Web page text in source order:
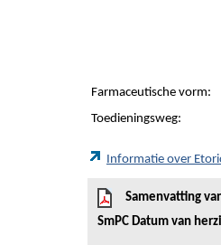
Farmaceutische vorm:
Toedieningsweg:
Informatie over
Samenvatting
SmPC Datum van